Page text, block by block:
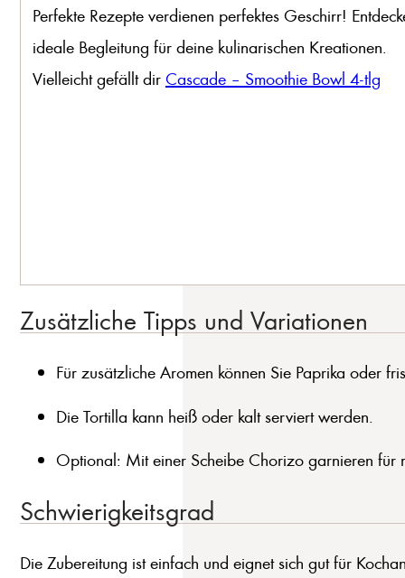
Perfekte Rezepte verdienen perfektes Geschirr!
ideale Begleitung für deine kulinarischen Kreationen.
Vielleicht gefällt dir Cascade – Smoothie Bowl 4-tlg
Zusätzliche Tipps und Variationen
Für zusätzliche Aromen können Sie Paprika oder
Die Tortilla kann heiß oder kalt serviert werden.
Optional: Mit einer Scheibe Chorizo garnieren für
Schwierigkeitsgrad
Die Zubereitung ist einfach und eignet sich gut für